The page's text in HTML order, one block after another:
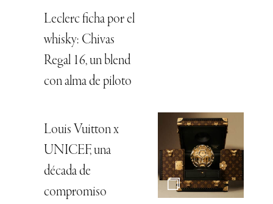
Leclerc ficha por el
whisky: Chivas
Regal 16, un blend
con alma de piloto
Louis Vuitton x
UNICEF, una
década de
compromiso